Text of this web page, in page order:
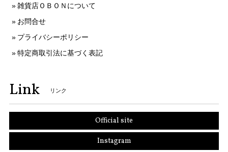
雑貨店ＯＢＯＮについて
お問合せ
プライバシーポリシー
特定商取引法に基づく表記
Link リンク
Official site
Instagram